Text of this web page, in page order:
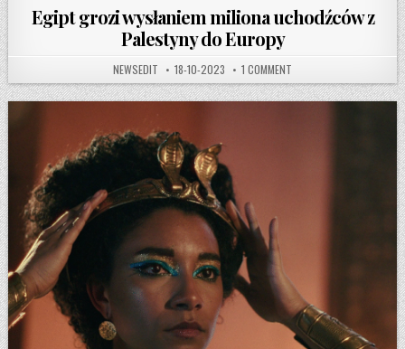
Egipt grozi wysłaniem miliona uchodźców z
Palestyny do Europy
AUTHOR:
NEWSEDIT PUBLISHED DATE:
18-10-2023 1 COMMENT ON EGIPT GROZI